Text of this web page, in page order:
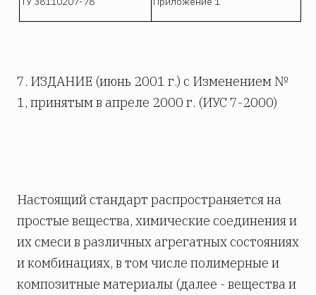
7. ИЗДАНИЕ (июнь 2001 г.) с Изменением №
1, принятым в апреле 2000 г. (ИУС 7-2000)
Настоящий стандарт распространяется на
простые вещества, химические соединения и
их смеси в различных агрегатных состояниях
и комбинациях, в том числе полимерные и
композитные материалы (далее - вещества и